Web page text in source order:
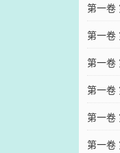
第一卷
第一卷
第一卷
第一卷
第一卷
第一卷